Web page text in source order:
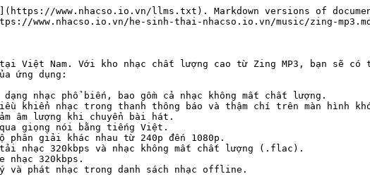
www.nhacso.io.vn/llms.txt). Markdown versions of
www.nhacso.io.vn/he-sinh-thai-nhacso.io.vn/music/zing-
tại Việt Nam. Với kho nhạc chất lượng cao từ Zing MP3, bạn sẽ
ứng dụng:
nhạc phổ biến, bao gồm cả nhạc không mất chất lượng.
khiển nhạc trong thanh thông báo và thậm chí trên màn hình
âm lượng khi chuyển bài hát.
giọng nói bằng tiếng Việt.
giải khác nhau từ 240p đến 1080p.
nhạc 320kbps và nhạc không mất chất lượng (.flac).
320kbps.
phát nhạc trong danh sách nhạc offline.